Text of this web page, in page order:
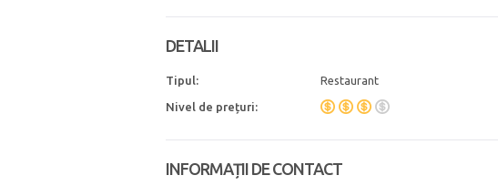
DETALII
Tipul: Restaurant
Nivel de prețuri:
INFORMAȚII DE CONTACT